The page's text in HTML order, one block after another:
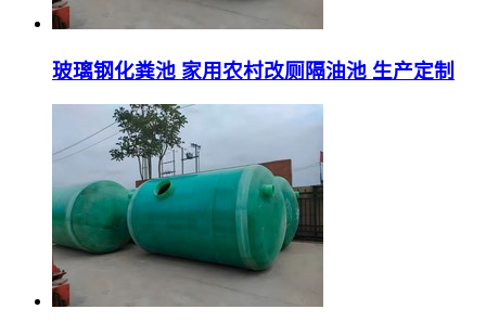
玻璃钢化粪池 家用农村改厕隔油池 生产定制